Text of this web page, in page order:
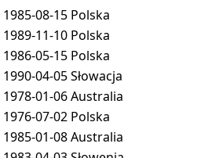
1985-08-15 Polska
1989-11-10 Polska
1986-05-15 Polska
1990-04-05Słowacja
1978-01-06Australia
1976-07-02 Polska
1985-01-08Australia